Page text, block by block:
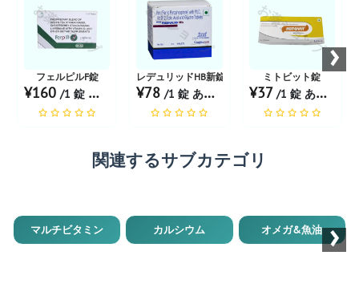
お薬ショップ
フェルピルF錠
¥160 /1 錠 あたり
お薬ショップ
レデュリッドHB新錠
¥78/1 錠 あたり
お薬ショップ
ミトビット錠
¥37 /1 錠 あたり
›
関連するサブカテゴリ
マルチビタミン カルシウム オメガ&魚油 ›